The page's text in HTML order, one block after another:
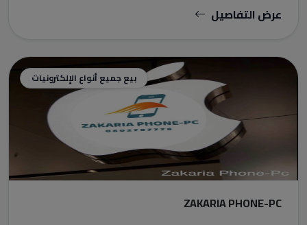
عرض التفاصيل
بيع جميع أنواع الإلكترونيات
ZAKARIA PHONE-PC